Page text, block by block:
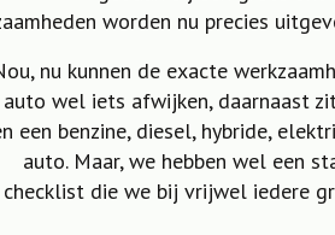
worden nu precies
nu kunnen de exacte
auto wel iets afwijken, daarnaast
een benzine, diesel, hybride,
auto. Maar, we hebben wel een
checklist die we bij vrijwel iedere